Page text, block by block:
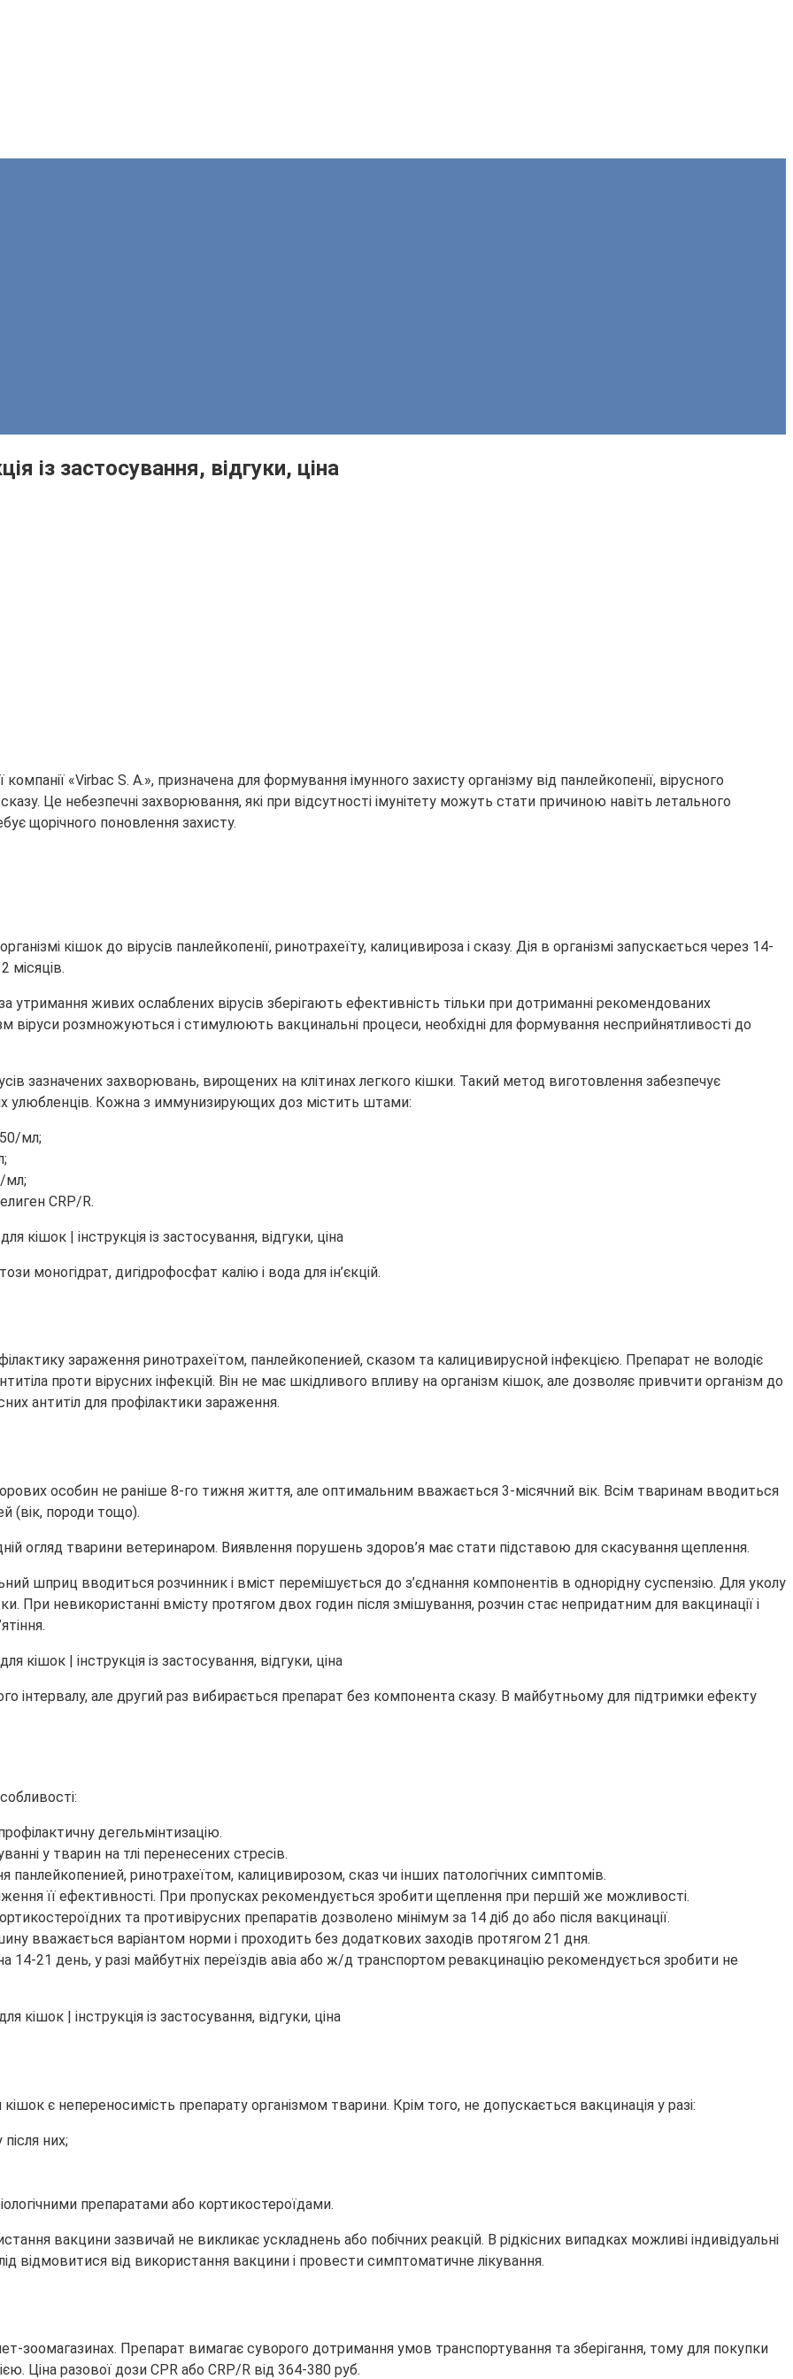
із застосування, відгуки, ціна
«Virbac S. A.», призначена для формування імунного захисту організму від панлейкопенії, вірусного
Це небезпечні захворювання, які при відсутності імунітету можуть стати причиною навіть летального
щорічного поновлення захисту.
кішок до вірусів панлейкопенії, ринотрахеїту, калицивироза і сказу. Дія в організмі запускається через 14-
місяців.
утримання живих ослаблених вірусів зберігають ефективність тільки при дотриманні рекомендованих
віруси розмножуються і стимулюють вакцинальні процеси, необхідні для формування несприйнятливості до
зазначених захворювань, вирощених на клітинах легкого кішки. Такий метод виготовлення забезпечує
улюбленців. Кожна з иммунизирующих доз містить штами:
мл;
мл;
CRP/R.
моногідрат, дигідрофосфат калію і вода для ін’єкцій.
зараження ринотрахеїтом, панлейкопенией, сказом та калицивирусной інфекцією. Препарат не володіє
проти вірусних інфекцій. Він не має шкідливого впливу на організм кішок, але дозволяє привчити організм до
антитіл для профілактики зараження.
особин не раніше 8-го тижня життя, але оптимальним вважається 3-місячний вік. Всім тваринам вводиться
(вік, породи тощо).
огляд тварини ветеринаром. Виявлення порушень здоров’я має стати підставою для скасування щеплення.
шприц вводиться розчинник і вміст перемішується до з’єднання компонентів в однорідну суспензію. Для уколу
При невикористанні вмісту протягом двох годин після змішування, розчин стає непридатним для вакцинації і
інтервалу, але другий раз вибирається препарат без компонента сказу. В майбутньому для підтримки ефекту
дегельмінтизацію.
у тварин на тлі перенесених стресів.
ринотрахеїтом, калицивирозом, сказ чи інших патологічних симптомів.
її ефективності. При пропусках рекомендується зробити щеплення при першій же можливості.
та противірусних препаратів дозволено мінімум за 14 діб до або після вакцинації.
вважається варіантом норми і проходить без додаткових заходів протягом 21 дня.
21 день, у разі майбутніх переїздів авіа або ж/д транспортом ревакцинацію рекомендується зробити не
є непереносимість препарату організмом тварини. Крім того, не допускається вакцинація у разі:
них;
препаратами або кортикостероїдами.
вакцини зазвичай не викликає ускладнень або побічних реакцій. В рідкісних випадках можливі індивідуальні
відмовитися від використання вакцини і провести симптоматичне лікування.
зоомагазинах. Препарат вимагає суворого дотримання умов транспортування та зберігання, тому для покупки
Ціна разової дози CPR або CRP/R від 364-380 руб.